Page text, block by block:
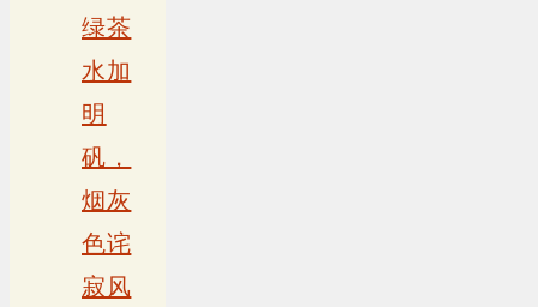
绿茶
水加
明
矾，
烟灰
色诧
寂风